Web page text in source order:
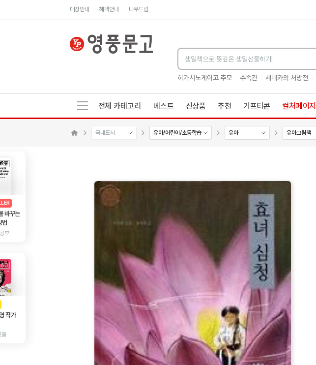
매장안내 혜택안내 나우드림
히가시노게이고 추모 수족관 세네카의 처방전
전체 카테고리 베스트 신상품 추천 기프티콘 컬처페이지
국내도서 유아/어린이/초등학습 유아 유아그림책
AD
바꾸는
법
부
AD
작가
물